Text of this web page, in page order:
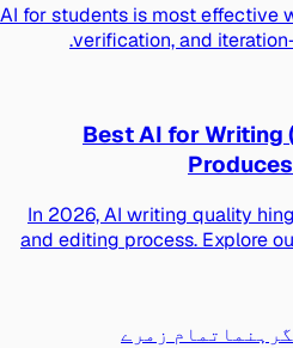
AI for students is most effective
verification, and
Best AI for
In 2026, AI writing quality
and editing process. Explore
رہنماتمام زمرے